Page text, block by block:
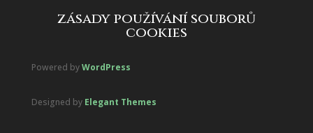
zásady používání souborů
cookies
Powered byWordPress
Designed by Elegant Themes